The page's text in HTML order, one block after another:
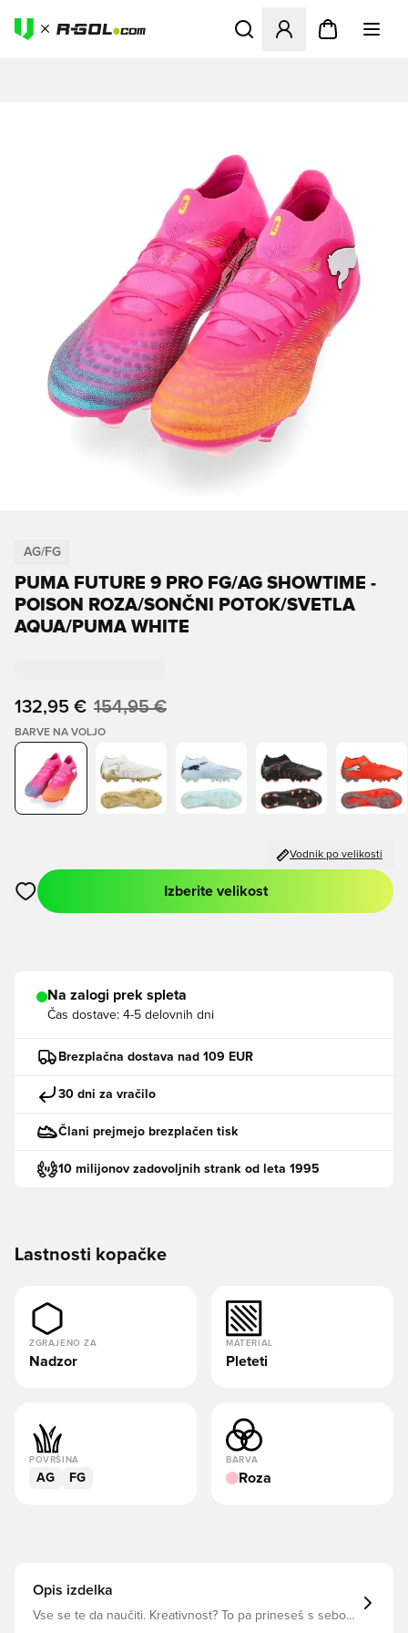
Odpre Modal za prijavo ali
AG/FG
PUMA FUTURE 9 PRO FG/AG SHOWTIME -
POISON ROZA/SONČNI POTOK/SVETLA
AQUA/PUMA WHITE
132,95 € 154,95 €
BARVE NA VOLJO
Vodnik po velikosti
Odpre Modal za prijavo ali vpis kot član
Izberite velikost
Na zalogi prek spleta
Čas dostave: 4-5 delovnih dni
Brezplačna dostava nad 109 EUR
30 dni za vračilo
Člani prejmejo brezplačen tisk
10 milijonov zadovoljnih strank od leta 1995
Lastnosti kopačke
ZGRAJENO ZA
Nadzor
MATERIAL
Pleteti
POVRŠINA
AG FG
BARVA
Roza
Opis izdelka
Vse se te da naučiti. Kreativnost? To pa prineseš s seboj.